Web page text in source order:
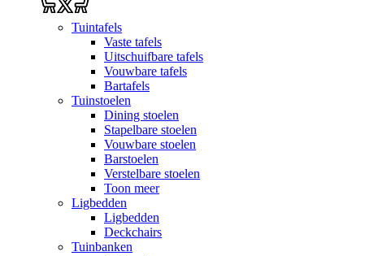
Tuintafels
Vaste tafels
Uitschuifbare tafels
Vouwbare tafels
Bartafels
Tuinstoelen
Dining stoelen
Stapelbare stoelen
Vouwbare stoelen
Barstoelen
Verstelbare stoelen
Toon meer
Ligbedden
Ligbedden
Deckchairs
Tuinbanken